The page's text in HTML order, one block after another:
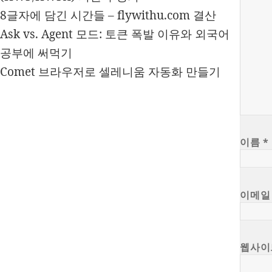
8글자에 담긴 시간들 – flywithu.com 결산
Ask vs. Agent 모드: 토큰 폭발 이유와 외국어
공부에 써먹기
Comet 브라우저로 셀레니움 자동화 만들기
이름*
이메일
웹사